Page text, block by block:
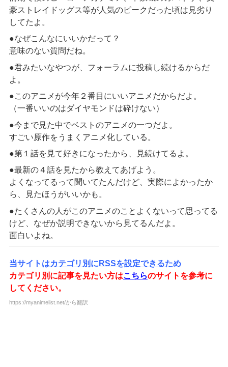
豪ストレイドッグス等が人気のピークだった頃は見劣り
してたよ。
●なぜこんなにいいかだって？
意味のない質問だね。
●君みたいなやつが、フォーラムに投稿し続けるからだ
よ。
●このアニメが今年２番目にいいアニメだからだよ。
（一番いいのはダイヤモンドは砕けない）
●今まで見た中でベストのアニメの一つだよ。
すごい原作をうまくアニメ化している。
●第１話を見て好きになったから、見続けてるよ。
●最新の４話を見たから教えてあげよう。
よくなってるって聞いてたんだけど、実際によかったか
ら、見たほうがいいかも。
●たくさんの人がこのアニメのことよくないって思ってる
けど、なぜか説明できないから見てるんだよ。
面白いよね。
当サイトはカテゴリ別にRSSを設定できるため
カテゴリ別に記事を見たい方はこちらのサイトを参考に
してください。
https://myanimelist.net/から翻訳